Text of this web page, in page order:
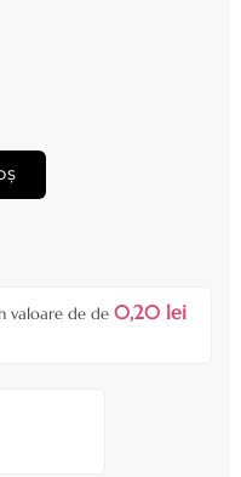
valoare de de 0,20 lei